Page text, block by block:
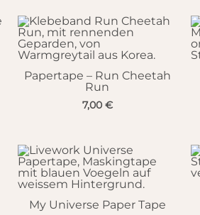
Papertape – Run Cheetah
Run
7,00 €
My Universe Paper Tape